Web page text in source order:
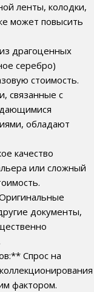
ленты, колодки,
может повысить
драгоценных
серебро)
стоимость.
связанные с
обладают
качество
или сложный
документы,
Спрос на
фактором.